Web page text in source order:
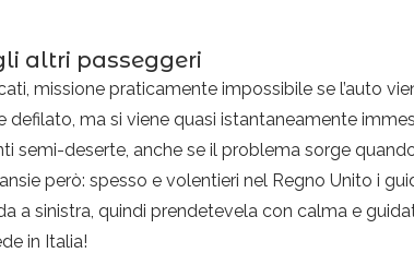
altri passeggeri
missione praticamente impossibile se l’auto
ma si viene quasi istantaneamente
semi-deserte, anche se il problema sorge
però: spesso e volentieri nel Regno Unito i
a sinistra, quindi prendetevela con calma e
in Italia!